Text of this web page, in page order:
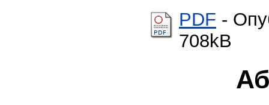
PDF -
708kB